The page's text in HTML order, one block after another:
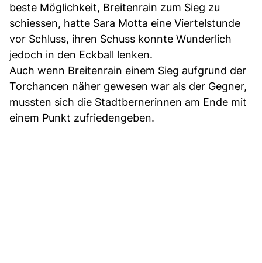
beste Möglichkeit, Breitenrain zum Sieg zu
schiessen, hatte Sara Motta eine Viertelstunde
vor Schluss, ihren Schuss konnte Wunderlich
jedoch in den Eckball lenken.
Auch wenn Breitenrain einem Sieg aufgrund der
Torchancen näher gewesen war als der Gegner,
mussten sich die Stadtbernerinnen am Ende mit
einem Punkt zufriedengeben.